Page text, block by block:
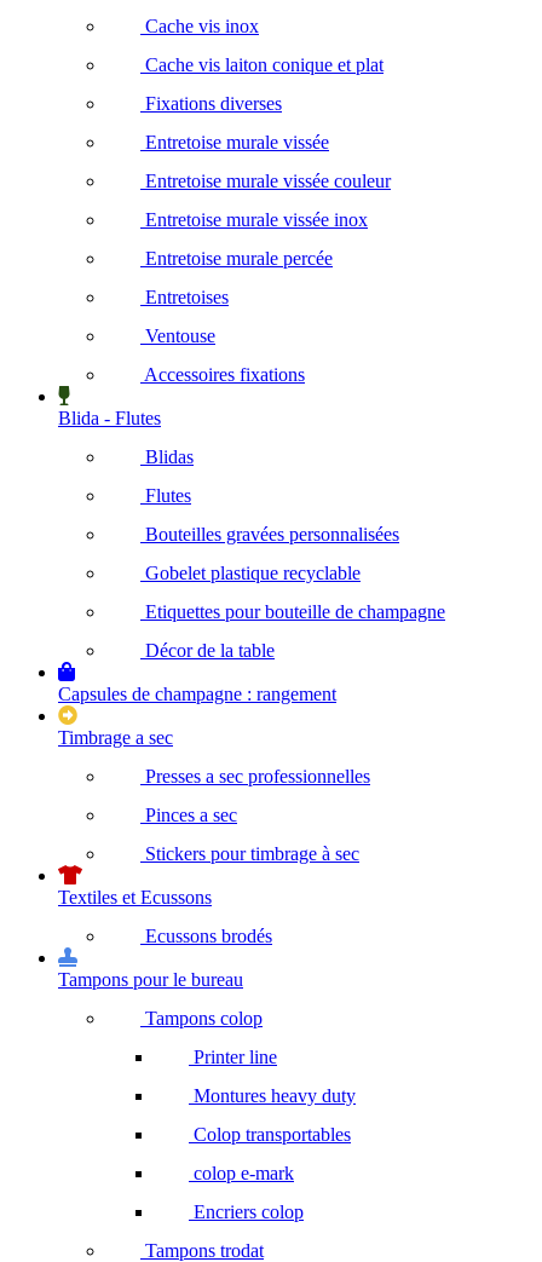
Cache vis inox
Cache vis laiton conique et plat
Fixations diverses
Entretoise murale vissée
Entretoise murale vissée couleur
Entretoise murale vissée inox
Entretoise murale percée
Entretoises
Ventouse
Accessoires fixations
Blida - Flutes
Blidas
Flutes
Bouteilles gravées personnalisées
Gobelet plastique recyclable
Etiquettes pour bouteille de champagne
Décor de la table
Capsules de champagne : rangement
Timbrage a sec
Presses a sec professionnelles
Pinces a sec
Stickers pour timbrage à sec
Textiles et Ecussons
Ecussons brodés
Tampons pour le bureau
Tampons colop
Printer line
Montures heavy duty
Colop transportables
colop e-mark
Encriers colop
Tampons trodat